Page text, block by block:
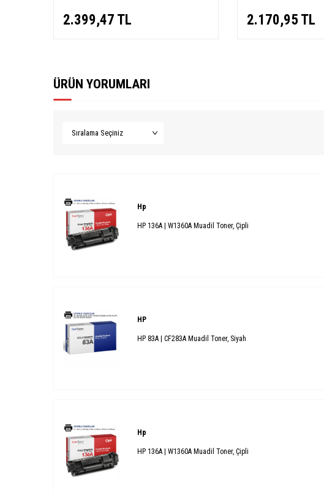
2.399,47 TL 2.170,95TL
ÜRÜN YORUMLARI
Hp
HP 136A | W1360A Muadil Toner, Çipli
HP
HP 83A | CF283A Muadil Toner, Siyah
Hp
HP 136A | W1360A Muadil Toner, Çipli